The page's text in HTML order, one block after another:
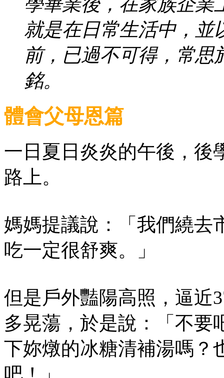
就是在日常生活中，並
前，已過不可得，常思
銘。
體會父母恩篇
一日夏日炎炎的午後，後
路上。
媽媽提議說：「我們繞去
吃一定很舒爽。」
但是戶外豔陽高照，逼
多晃蕩，於是說：「不要
下妳燉的冰糖清補湯嗎？